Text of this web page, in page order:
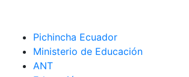
Pichincha Ecuador
Ministerio de Educación
ANT